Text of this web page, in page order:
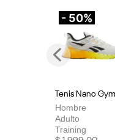
- 50%
Tenis Nano Gym
Hombre
Adulto
Training
Previous